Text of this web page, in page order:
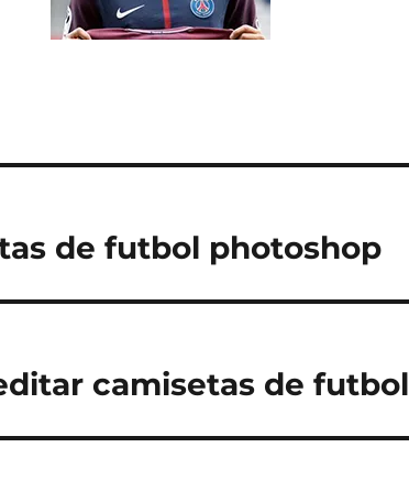
de futbol photoshop
camisetas de futbol